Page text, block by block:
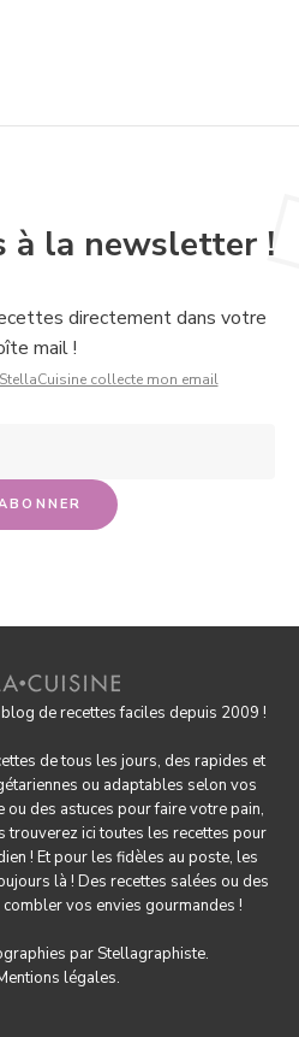
à la newsletter !
directement dans votre
mail !
collecte mon email
de recettes faciles depuis 2009 !
de tous les jours, des rapides et
ou adaptables selon vos
ou des astuces pourfaire votre pain,
trouverez ici toutes les recettes pour
! Et pour les fidèles au poste, les
là ! Des recettes salées ou des
combler vos envies gourmandes !
parStellagraphiste.
légales.